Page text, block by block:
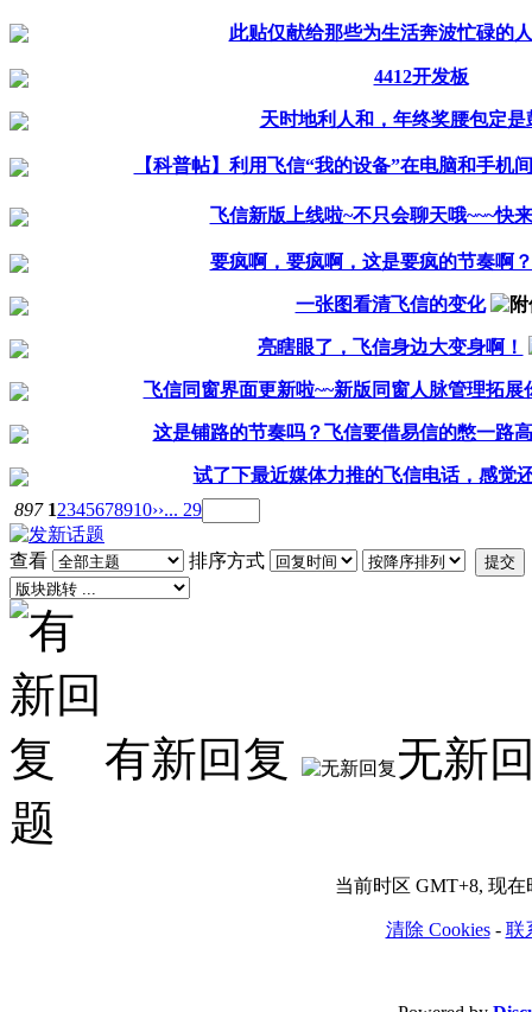
此贴仅献给那些为生活奔波忙碌的
4412开发板
天时地利人和，年终奖腰包定是
【科普帖】利用飞信“我的设备”在电脑和手机
飞信新版上线啦~不只会聊天哦~~~快
要疯啊，要疯啊，这是要疯的节奏啊
一张图看清飞信的变化
亮瞎眼了，飞信身边大变身啊！
飞信同窗界面更新啦~~新版同窗人脉管理拓展
这是铺路的节奏吗？飞信要借易信的憋一路
试了下最近媒体力推的飞信电话，感觉
897 12345678910››... 29
查看 排序方式 提交
有新回复
无新
题
当前时区 GMT+8, 现在
清除 Cookies- 联